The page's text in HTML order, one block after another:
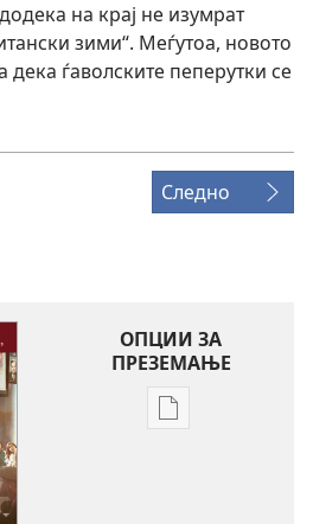
на крај не изумрат
зими“. Меѓутоа, новото
ѓаволските пеперутки се
Следно
ОПЦИИ ЗА
ПРЕЗЕМАЊЕ
Опции